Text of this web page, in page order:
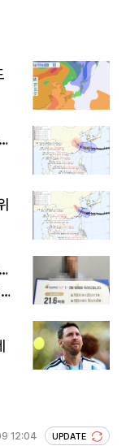
12:04 UPDATE